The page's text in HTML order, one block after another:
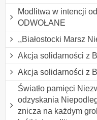
Modlitwa w intencji
ODWOŁANE
,,Białostocki Marsz
Akcja solidarności z
Akcja solidarności z
Światło pamięci
odzyskania
znicza na każdym